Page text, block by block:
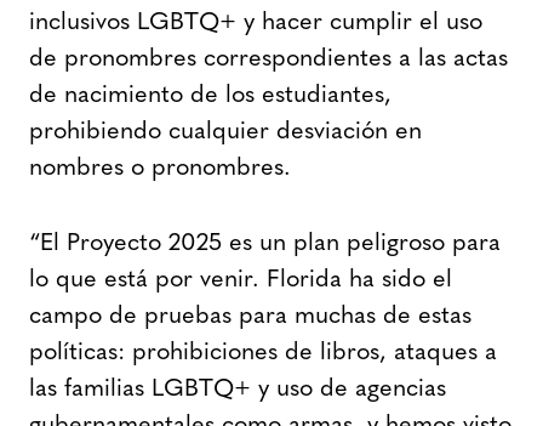
inclusivos LGBTQ+ y hacer cumplir el uso
de pronombres correspondientes a las actas
de nacimiento de los estudiantes,
prohibiendo cualquier desviación en
nombres o pronombres.
“El Proyecto 2025 es un plan peligroso para
lo que está por venir. Florida ha sido el
campo de pruebas para muchas de estas
políticas: prohibiciones de libros, ataques a
las familias LGBTQ+ y uso de agencias